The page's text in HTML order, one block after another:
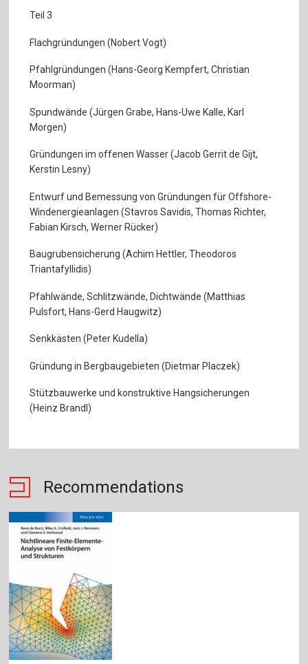
Teil 3
Flachgründungen (Nobert Vogt)
Pfahlgründungen (Hans-Georg Kempfert, Christian
Moorman)
Spundwände (Jürgen Grabe, Hans-Uwe Kalle, Karl
Morgen)
Gründungen im offenen Wasser (Jacob Gerrit de Gijt,
Kerstin Lesny)
Entwurf und Bemessung von Gründungen für Offshore-
Windenergieanlagen (Stavros Savidis, Thomas Richter,
Fabian Kirsch, Werner Rücker)
Baugrubensicherung (Achim Hettler, Theodoros
Triantafyllidis)
Pfahlwände, Schlitzwände, Dichtwände (Matthias
Pulsfort, Hans-Gerd Haugwitz)
Senkkästen (Peter Kudella)
Gründung in Bergbaugebieten (Dietmar Placzek)
Stützbauwerke und konstruktive Hangsicherungen
(Heinz Brandl)
Recommendations